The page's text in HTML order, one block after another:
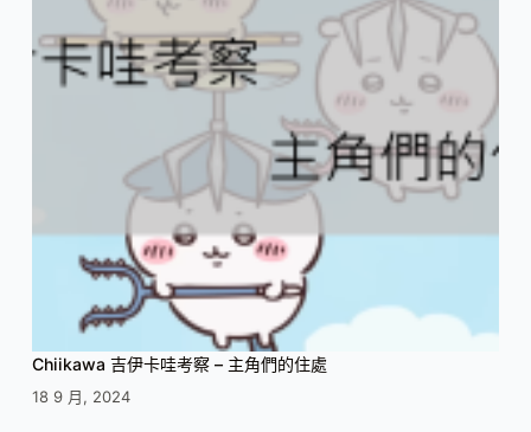
Chiikawa 吉伊卡哇考察 – 主角們的住處
18 9 月, 2024